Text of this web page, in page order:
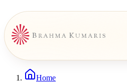
Home